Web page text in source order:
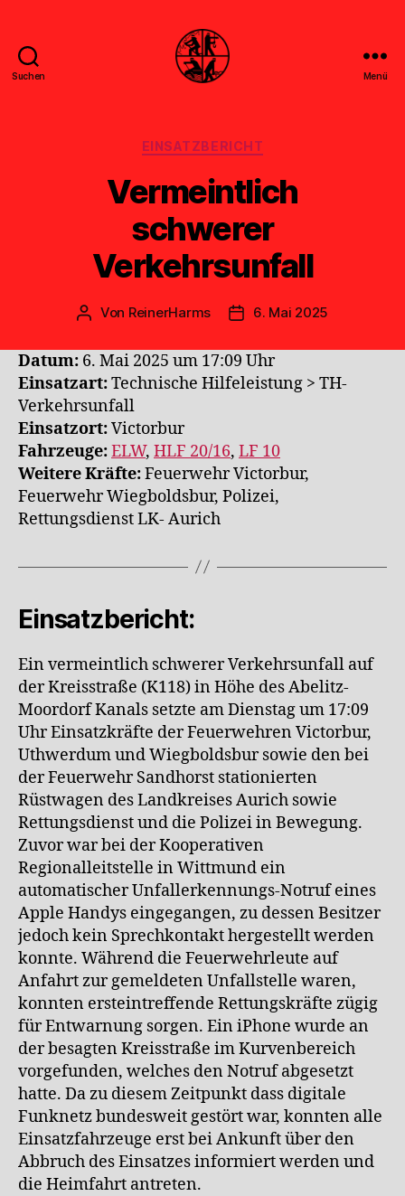
Suchen Menü
Kategorien
EINSATZBERICHT
Vermeintlich
schwerer
Verkehrsunfall
Beitragsautor
Von ReinerHarms Veröffentlichungsdatum
6. Mai 2025
Datum: 6. Mai 2025 um 17:09 Uhr
Einsatzart:Technische Hilfeleistung > TH-
Verkehrsunfall
Einsatzort:Victorbur
Fahrzeuge:ELW, HLF 20/16, LF 10
Weitere Kräfte:Feuerwehr Victorbur,
Feuerwehr Wiegboldsbur, Polizei,
Rettungsdienst LK- Aurich
Einsatzbericht:
Ein vermeintlich schwerer Verkehrsunfall auf
der Kreisstraße (K118) in Höhe des Abelitz-
Moordorf Kanals setzte am Dienstag um 17:09
Uhr Einsatzkräfte der Feuerwehren Victorbur,
Uthwerdum und Wiegboldsbur sowie den bei
der Feuerwehr Sandhorst stationierten
Rüstwagen des Landkreises Aurich sowie
Rettungsdienst und die Polizei in Bewegung.
Zuvor war bei der Kooperativen
Regionalleitstelle in Wittmund ein
automatischer Unfallerkennungs-Notruf eines
Apple Handys eingegangen, zu dessen Besitzer
jedoch kein Sprechkontakt hergestellt werden
konnte. Während die Feuerwehrleute auf
Anfahrt zur gemeldeten Unfallstelle waren,
konnten ersteintreffende Rettungskräfte zügig
für Entwarnung sorgen. Ein iPhone wurde an
der besagten Kreisstraße im Kurvenbereich
vorgefunden, welches den Notruf abgesetzt
hatte. Da zu diesem Zeitpunkt dass digitale
Funknetz bundesweit gestört war, konnten alle
Einsatzfahrzeuge erst bei Ankunft über den
Abbruch des Einsatzes informiert werden und
die Heimfahrt antreten.